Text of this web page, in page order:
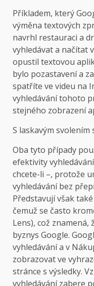
Příkladem, který
výměna textových
navrhl restauraci a
vyhledávat a načítat
opustil textovou
bylo pozastavení a
spatříte ve videu na
vyhledávání tohoto
stejného zobrazení
S laskavým
Oba tyto případy
efektivity
chcete-li –, protože
vyhledávání bez
Představují však
čemuž se často
Lens), což
byznys Google.
vyhledávání a v
zobrazovat ve
stránce s výsledky.
vyhledávání zabere